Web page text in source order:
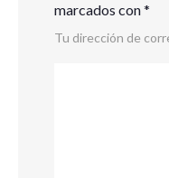
marcados con*
Tu dirección de